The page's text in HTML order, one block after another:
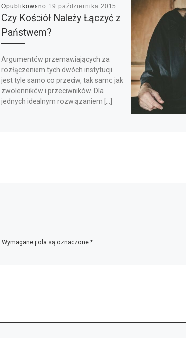
Opublikowano 19 października 2015
Czy Kościół Należy Łączyć z
Państwem?
Argumentów przemawiających za
rozłączeniem tych dwóch instytucji
jest tyle samo co przeciw, tak samo jak
zwolenników i przeciwników. Dla
jednych idealnym rozwiązaniem […]
Wymagane pola są oznaczone *